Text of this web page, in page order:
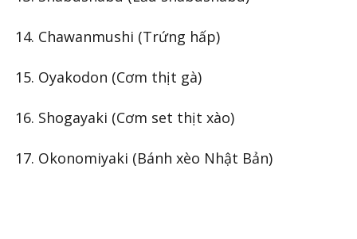
14. Chawanmushi (Trứng hấp)
15. Oyakodon (Cơm thịt gà)
16. Shogayaki (Cơm set thịt xào)
17. Okonomiyaki (Bánh xèo Nhật Bản)